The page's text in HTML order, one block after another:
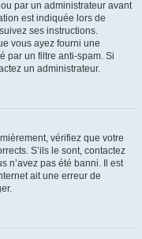
par un administrateur avant
est indiquée lors de
ses instructions.
vous ayez fourni une
par un filtre anti-spam. Si
un administrateur.
vérifiez que votre
S’ils le sont, contactez
n’avez pas été banni. Il est
ait une erreur de